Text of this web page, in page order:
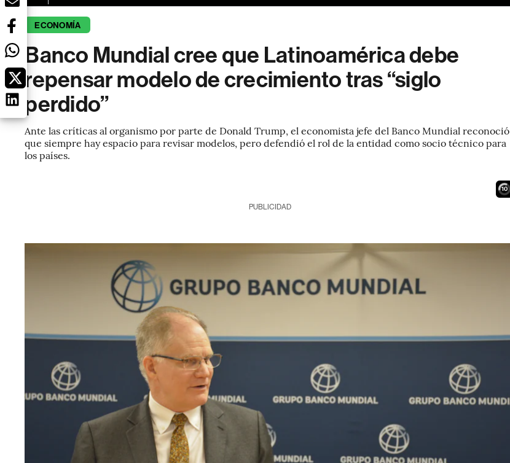
ECONOMÍA
Banco Mundial cree que Latinoamérica debe
repensar modelo de crecimiento tras “siglo
perdido”
Ante las críticas al organismo por parte de Donald Trump, el economista jefe del Banco Mundial reconoció
que siempre hay espacio para revisar modelos, pero defendió el rol de la entidad como socio técnico para
los países.
8
PUBLICIDAD